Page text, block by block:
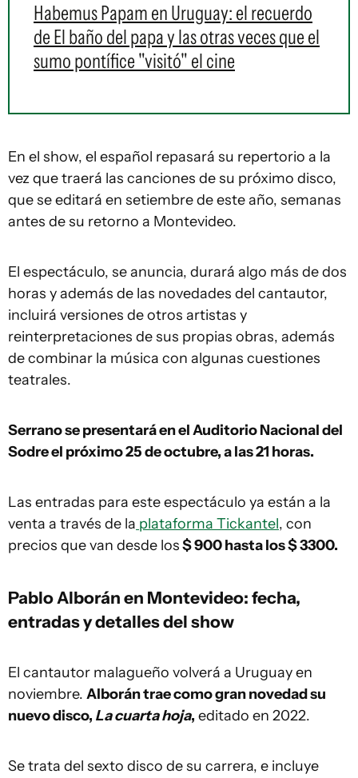
Habemus Papam en Uruguay: el recuerdo
de El baño del papa y las otras veces que el
sumo pontífice "visitó" el cine
En el show, el español repasará su repertorio a la
vez que traerá las canciones de su próximo disco,
que se editará en setiembre de este año, semanas
antes de su retorno a Montevideo.
El espectáculo, se anuncia, durará algo más de dos
horas y además de las novedades del cantautor,
incluirá versiones de otros artistas y
reinterpretaciones de sus propias obras, además
de combinar la música con algunas cuestiones
teatrales.
Serrano se presentará en el Auditorio Nacional del
Sodre el próximo 25 de octubre, a las 21 horas.
Las entradas para este espectáculo ya están a la
venta a través de la plataforma Tickantel, con
precios que van desde los$ 900 hasta los $ 3300.
Pablo Alborán en Montevideo: fecha,
entradas y detalles del show
El cantautor malagueño volverá a Uruguay en
noviembre. Alborán trae como gran novedad su
nuevo disco, La cuarta hoja, editado en 2022.
Se trata del sexto disco de su carrera, e incluye